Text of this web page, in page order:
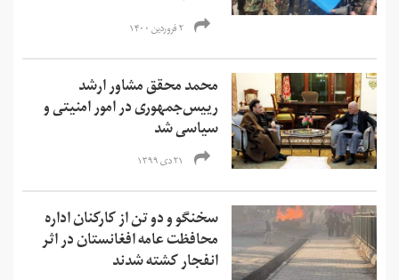
۲ فروردین ۱۴۰۰
محمد محقق مشاور ارشد
رییس‌جمهوری در امور امنیتی و
سیاسی شد
۲۱ دی ۱۳۹۹
سخنگو و دو تن از کارکنان اداره
محافظت عامه افغانستان در اثر
انفجار کشته شدند